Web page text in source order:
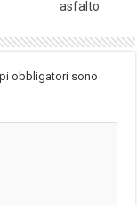
asfalto
obbligatori sono